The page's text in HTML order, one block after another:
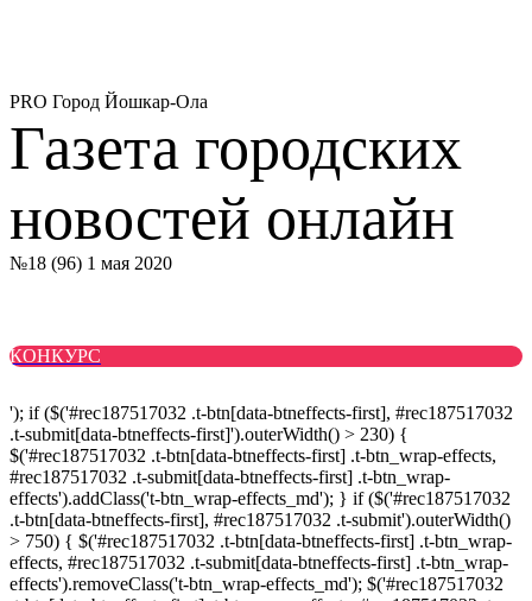
PRO Город Йошкар-Ола
Газета городских
новостей онлайн
№18 (96) 1 мая 2020
КОНКУРС
'); if ($('#rec187517032 .t-btn[data-btneffects-first], #rec187517032
.t-submit[data-btneffects-first]').outerWidth() > 230) {
$('#rec187517032 .t-btn[data-btneffects-first] .t-btn_wrap-effects,
#rec187517032 .t-submit[data-btneffects-first] .t-btn_wrap-
effects').addClass('t-btn_wrap-effects_md'); } if ($('#rec187517032
.t-btn[data-btneffects-first], #rec187517032 .t-submit').outerWidth()
> 750) { $('#rec187517032 .t-btn[data-btneffects-first] .t-btn_wrap-
effects, #rec187517032 .t-submit[data-btneffects-first] .t-btn_wrap-
effects').removeClass('t-btn_wrap-effects_md'); $('#rec187517032